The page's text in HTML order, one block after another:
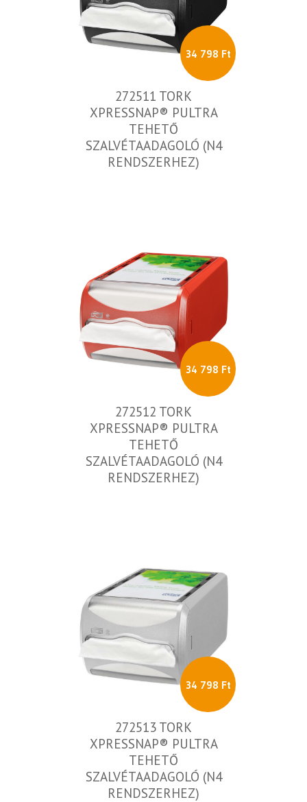
34 798 Ft
272511 TORK
XPRESSNAP® PULTRA
TEHETŐ
SZALVÉTAADAGOLÓ (N4
RENDSZERHEZ)
34 798 Ft
272512 TORK
XPRESSNAP® PULTRA
TEHETŐ
SZALVÉTAADAGOLÓ (N4
RENDSZERHEZ)
34 798 Ft
272513 TORK
XPRESSNAP® PULTRA
TEHETŐ
SZALVÉTAADAGOLÓ (N4
RENDSZERHEZ)